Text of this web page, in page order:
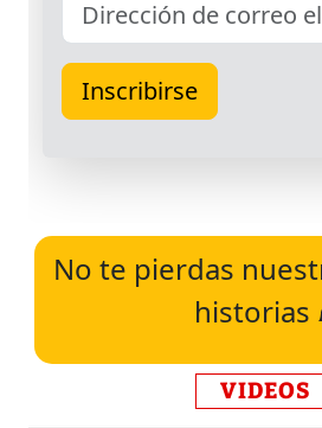
No te pierdas
historias
VIDEOS